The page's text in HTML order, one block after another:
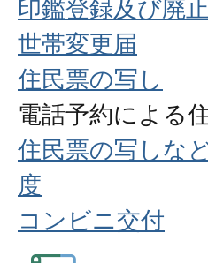
印鑑登録及び廃
世帯変更届
住民票の写し
電話予約による
住民票の写しな
度
コンビニ交付